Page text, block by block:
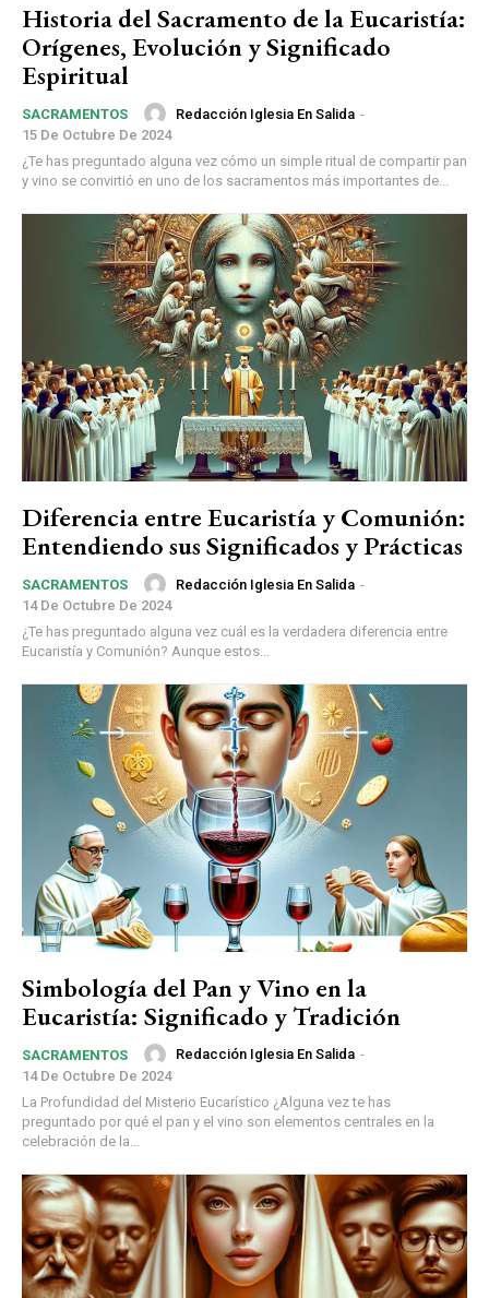
Historia del Sacramento de la Eucaristía:
Orígenes, Evolución y Significado
Espiritual
SACRAMENTOS Redacción Iglesia En Salida -
15 De Octubre De 2024
¿Te has preguntado alguna vez cómo un simple ritual de compartir pan
y vino se convirtió en uno de los sacramentos más importantes de...
Diferencia entre Eucaristía y Comunión:
Entendiendo sus Significados y Prácticas
SACRAMENTOS Redacción Iglesia En Salida -
14 De Octubre De 2024
¿Te has preguntado alguna vez cuál es la verdadera diferencia entre
Eucaristía y Comunión? Aunque estos...
Simbología del Pan y Vino en la
Eucaristía: Significado y Tradición
SACRAMENTOS Redacción Iglesia En Salida -
14 De Octubre De 2024
La Profundidad del Misterio Eucarístico ¿Alguna vez te has
preguntado por qué el pan y el vino son elementos centrales en la
celebración de la...